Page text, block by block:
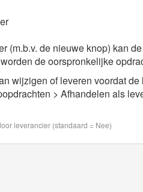
(m.b.v. de nieuwe knop) kan
de oorspronkelijke
wijzigen of leveren voordat
> Afhandelen als
leverancier (standaard = Nee)